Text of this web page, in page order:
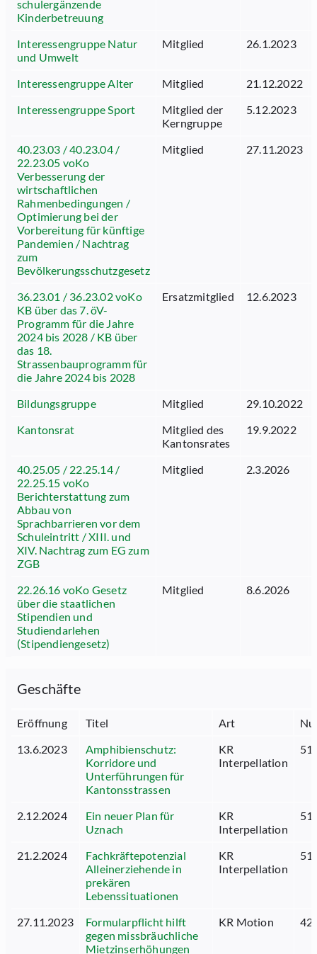
schulergänzende
Kinderbetreuung
Interessengruppe Natur
und Umwelt
Mitglied 26.1.2023
Interessengruppe Alter Mitglied
21.12.2022
Interessengruppe Sport
Mitglied der
Kerngruppe
5.12.2023
40.23.03 / 40.23.04 /
22.23.05 voKo
Verbesserung der
wirtschaftlichen
Rahmenbedingungen /
Optimierung bei der
Vorbereitung für künftige
Pandemien / Nachtrag
zum
Bevölkerungsschutzgesetz
Mitglied 27.11.2023
36.23.01 / 36.23.02 voKo
KB über das 7. öV-
Programm für die Jahre
2024 bis 2028 / KB über
das 18.
Strassenbauprogramm für
die Jahre 2024 bis 2028
Ersatzmitglied 12.6.2023
Bildungsgruppe Mitglied 29.10.2022
Kantonsrat
Mitglied des
Kantonsrates
19.9.2022
40.25.05 / 22.25.14 /
22.25.15 voKo
Berichterstattung zum
Abbau von
Sprachbarrieren vor dem
Schuleintritt / XIII. und
XIV. Nachtrag zum EG zum
ZGB
Mitglied 2.3.2026
22.26.16 voKo Gesetz
über die staatlichen
Stipendien und
Studiendarlehen
(Stipendiengesetz)
Mitglied 8.6.2026
Geschäfte
Eröffnung Titel Art
13.6.2023
Amphibienschutz:
Korridore und
Unterführungen für
Kantonsstrassen
KR
Interpellation
2.12.2024
Ein neuer Plan für
Uznach
KR
Interpellation
21.2.2024
Fachkräftepotenzial
Alleinerziehende in
prekären
Lebenssituationen
KR
Interpellation
27.11.2023
Formularpflicht hilft
gegen missbräuchliche
Mietzinserhöhungen
KR Motion